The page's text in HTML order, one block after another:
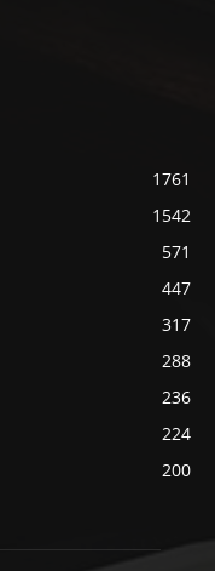
1761
1542
571
447
317
288
236
224
200